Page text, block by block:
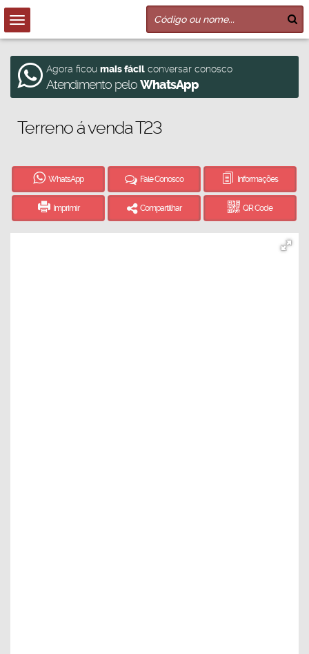
Agora ficou mais fácil conversar conosco
Atendimento peloWhatsApp
Terreno á venda T23
WhatsApp Fale Conosco Informações
Imprimir Compartilhar QR Code